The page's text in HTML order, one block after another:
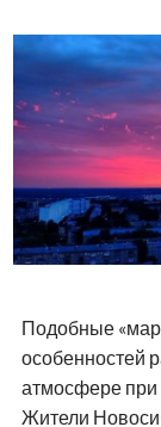
Подобные
особенностей
атмосфере при
Жители